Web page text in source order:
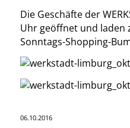
Die Geschäfte der
Uhr geöffnet und laden
Sonntags-Shopping-
06.10.2016